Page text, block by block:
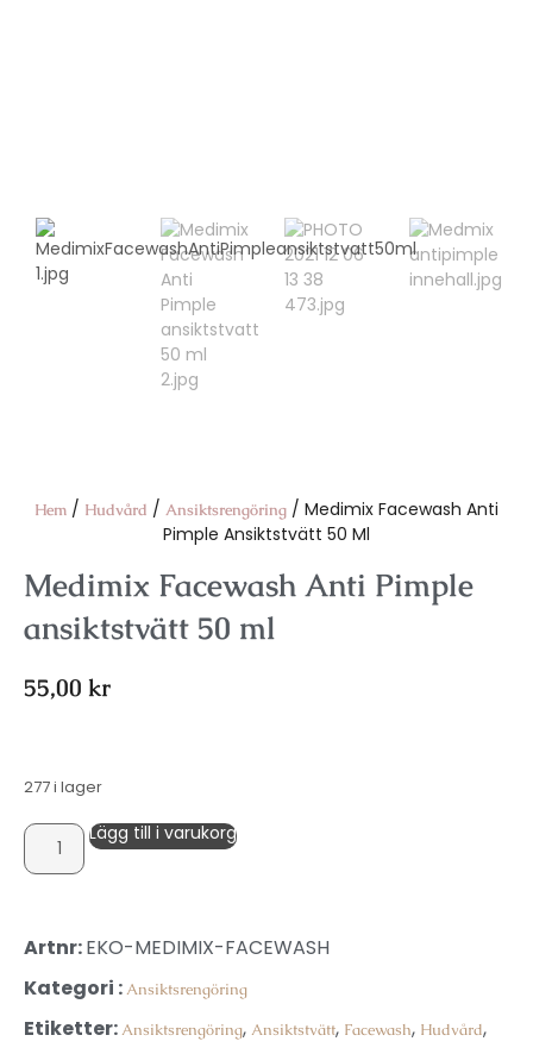
Hem / Hudvård / Ansiktsrengöring / Medimix Facewash Anti
Pimple Ansiktstvätt 50 Ml
Medimix Facewash Anti Pimple
ansiktstvätt 50 ml
55,00 kr
277 i lager
Lägg till i varukorg
Artnr:EKO-MEDIMIX-FACEWASH
Kategori :Ansiktsrengöring
Etiketter:Ansiktsrengöring, Ansiktstvätt, Facewash, Hudvård,